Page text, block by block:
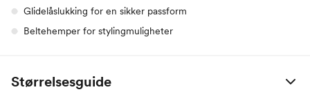
Glidelåslukking for en sikker passform
Beltehemper for stylingmuligheter
Størrelsesguide